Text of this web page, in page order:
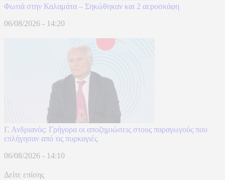
Φωτιά στην Καλαμάτα – Σηκώθηκαν και 2 αεροσκάφη
06/08/2026 - 14:20
Γ. Ανδριανός: Γρήγορα οι αποζημιώσεις στους παραγωγούς που
επλήγησαν από τις πυρκαγιές
06/08/2026 - 14:10
Δείτε επίσης